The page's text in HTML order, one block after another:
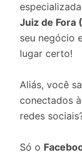
Juiz de Fora
seu negócio
lugar certo!
Aliás, você
conectados
redes
Só o